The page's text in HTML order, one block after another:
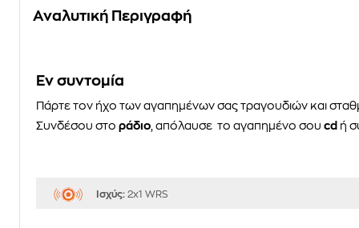
Αναλυτική Περιγραφή
Eν συντομία
Πάρτε τον ήχο των αγαπημένων σας τραγουδιών και
Συνδέσου στο ράδιο , απόλαυσε το αγαπημένο σου cd ή
Ισχύς: 2x1 WRS